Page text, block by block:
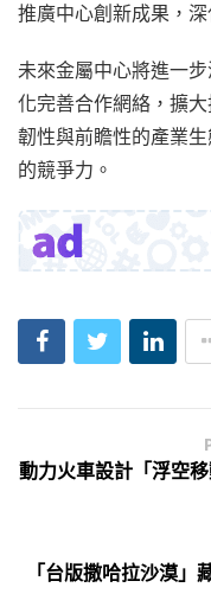
推廣中心創新成果，
未來金屬中心將進一
化完善合作網絡，擴
韌性與前瞻性的產業
的競爭力。
動力火車設計「浮空
「台版撒哈拉沙漠